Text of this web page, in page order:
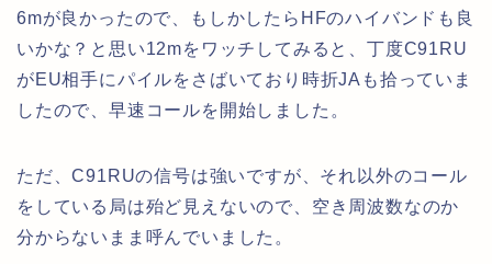
6mが良かったので、もしかしたらHFのハイバンドも良
いかな？と思い12mをワッチしてみると、丁度C91RU
がEU相手にパイルをさばいており時折JAも拾っていま
したので、早速コールを開始しました。
ただ、C91RUの信号は強いですが、それ以外のコール
をしている局は殆ど見えないので、空き周波数なのか
分からないまま呼んでいました。